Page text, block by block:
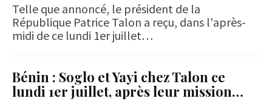
Telle que annoncé, le président de la
République Patrice Talon a reçu, dans l'après-
midi de ce lundi 1er juillet…
Bénin : Soglo et Yayi chez Talon ce
lundi 1er juillet, après leur mission…